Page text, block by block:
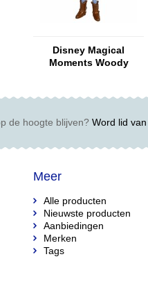
Disney Magical
Moments Woody
de hoogte blijven?Word lid van
Meer
Alle producten
Nieuwste producten
Aanbiedingen
Merken
Tags